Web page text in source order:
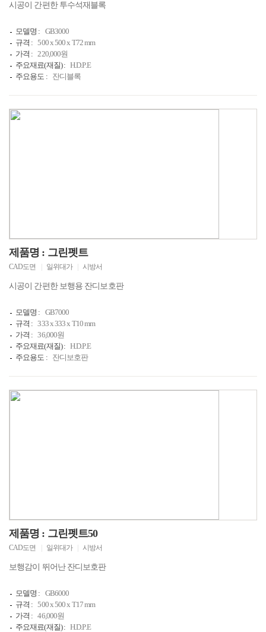
시공이 간편한 투수석재블록
모델명 : GB3000
규격 : 500 x 500 x T72 mm
가격 : 220,000원
주요재료(재질) : H.D.P.E
주요용도 :
잔디블록
제품명 : 그린펫트
CAD도면 일위대가 시방서
시공이 간편한 보행용 잔디보호판
모델명 : GB7000
규격 : 333 x 333 x T10 mm
가격 : 36,000원
주요재료(재질) : H.D.P.E
주요용도 :
잔디보호판
제품명 : 그린펫트50
CAD도면 일위대가 시방서
보행감이 뛰어난 잔디보호판
모델명 : GB6000
규격 : 500 x 500 x T17 mm
가격 : 46,000원
주요재료(재질) : H.D.P.E